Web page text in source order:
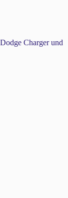
Charger und